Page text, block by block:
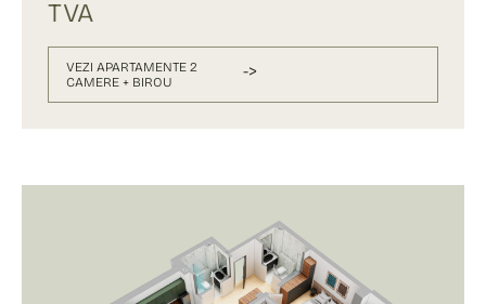
TVA
VEZI APARTAMENTE 2
CAMERE + BIROU
->